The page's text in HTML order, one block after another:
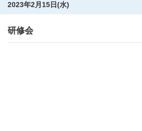
2023年2月15日(水)
研修会